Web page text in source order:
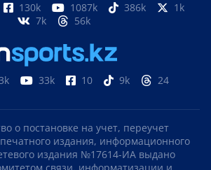
130k 1087k 386k
1k
7k
56k
33k 10 9k 24
о постановке на учет, переучет
издания, информационного
издания №17614-ИА выдано